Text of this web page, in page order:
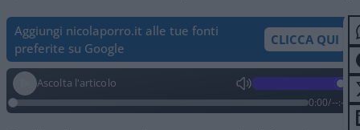
Aggiungi nicolaporro.it alle tue fonti
preferite su Google
CLICCA QUI
Ascolta l'articolo
0:00/--:--